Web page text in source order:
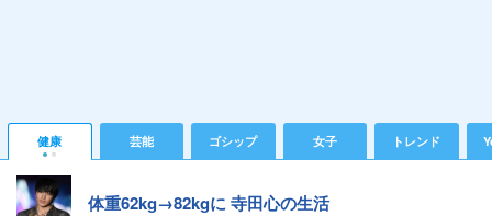
健康 芸能 ゴシップ 女子 トレンド
体重62kg→82kgに 寺田心の生活